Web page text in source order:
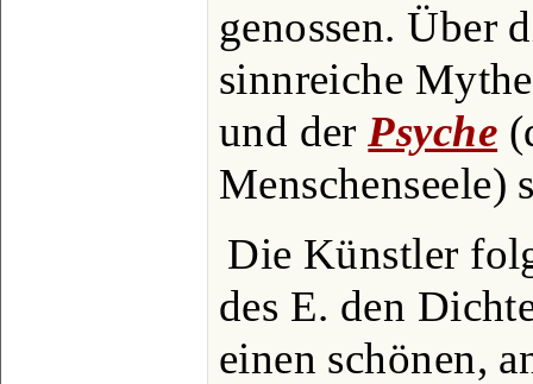
genossen. Über
sinnreiche
und derPsyche
Menschenseele)
Die Künstler
des E. den
einen schönen,